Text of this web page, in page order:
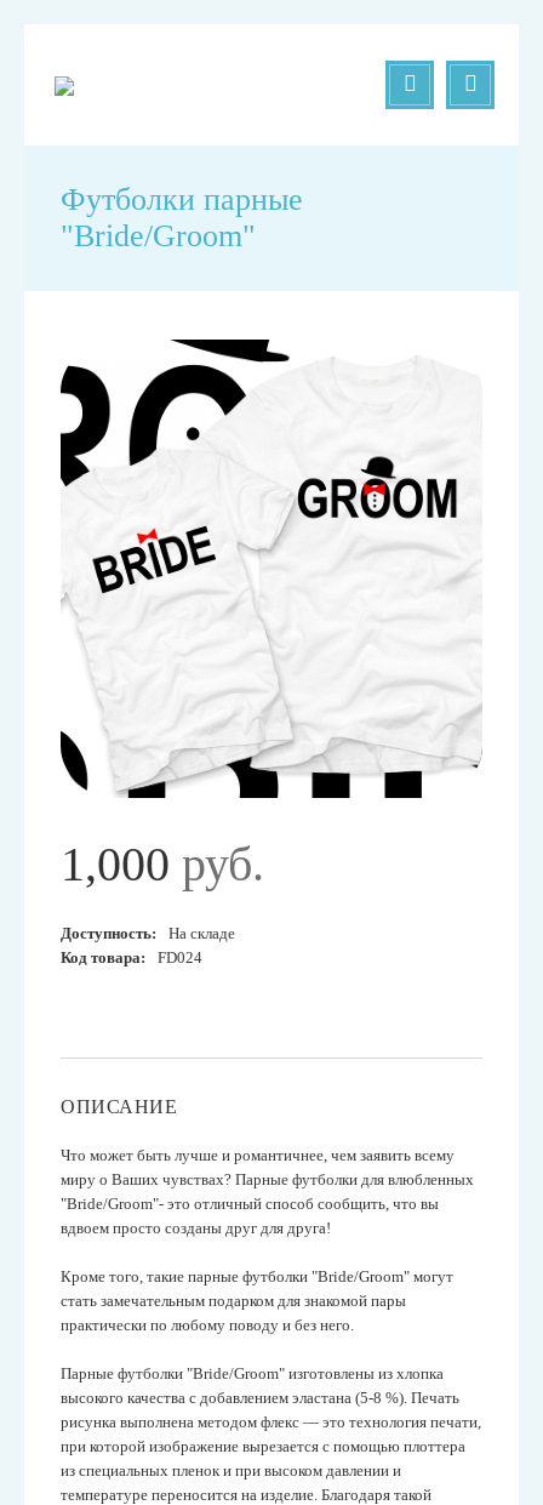
Футболки парные
"Bride/Groom"
1,000 руб.
Доступность:
На складе
Код товара:
FD024
ОПИСАНИЕ
Что может быть лучше и романтичнее, чем заявить всему
миру о Ваших чувствах? Парные футболки для влюбленных
"Bride/Groom"- это отличный способ сообщить, что вы
вдвоем просто созданы друг для друга!
Кроме того, такие парные футболки "Bride/Groom" могут
стать замечательным подарком для знакомой пары
практически по любому поводу и без него.
Парные футболки "Bride/Groom" изготовлены из хлопка
высокого качества с добавлением эластана (5-8 %). Печать
рисунка выполнена методом флекс — это технология печати,
при которой изображение вырезается с помощью плоттера
из специальных пленок и при высоком давлении и
температуре переносится на изделие. Благодаря такой